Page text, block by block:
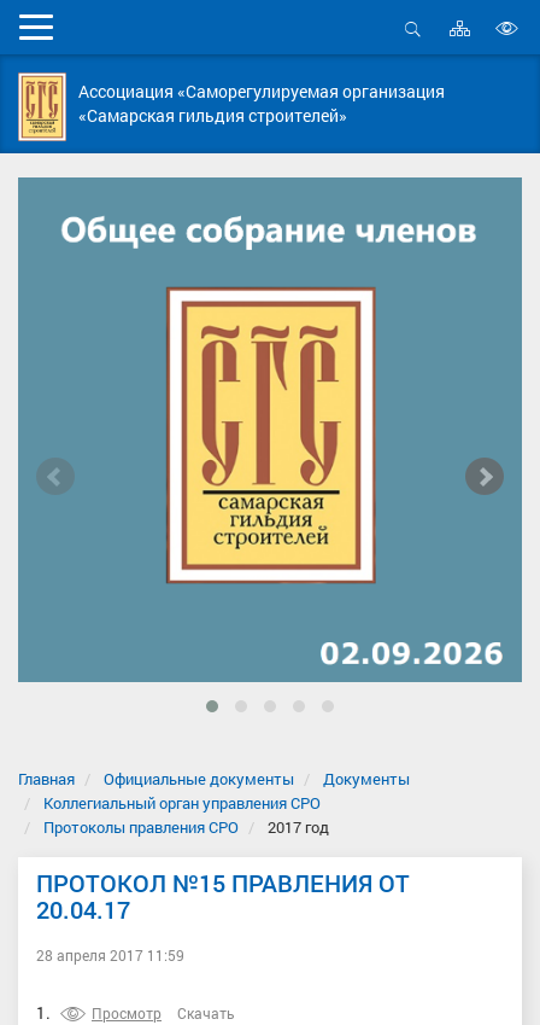
Мобильное
меню
Открыть
Карта
сайта
Ассоциация «Саморегулируемая организация
«Самарская гильдия строителей»
Главная Официальные документы
Документы
Коллегиальный орган управления СРО
Протоколы правления СРО
2017 год
ПРОТОКОЛ №15 ПРАВЛЕНИЯ ОТ
20.04.17
28 апреля 2017 11:59
1. Просмотр Скачать